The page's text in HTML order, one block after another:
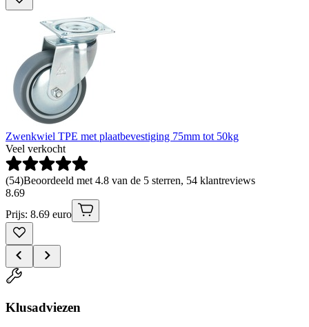
Zwenkwiel TPE met plaatbevestiging 75mm tot 50kg
Veel verkocht
(54)Beoordeeld met 4.8 van de 5 sterren, 54 klantreviews
8.69
Prijs: 8.69 euro
Klusadviezen